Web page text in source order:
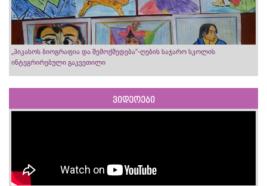
„პიკასოს ბიოგრაფია და შემოქმედება“-ღების საჯარო სკოლის
ინტეგრირებული გაკვეთილი
ვიდეოები